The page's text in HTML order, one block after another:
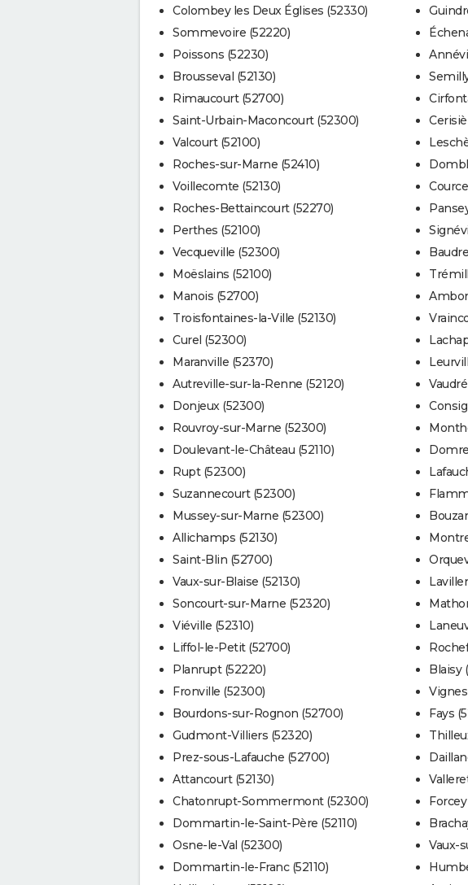
Colombey les Deux Églises (52330)
Sommevoire (52220)
Poissons (52230)
Brousseval (52130)
Rimaucourt (52700)
Saint-Urbain-Maconcourt (52300)
Valcourt (52100)
Roches-sur-Marne (52410)
Voillecomte (52130)
Roches-Bettaincourt (52270)
Perthes (52100)
Vecqueville (52300)
Moëslains (52100)
Manois (52700)
Troisfontaines-la-Ville (52130)
Curel (52300)
Maranville (52370)
Autreville-sur-la-Renne (52120)
Donjeux (52300)
Rouvroy-sur-Marne (52300)
Doulevant-le-Château (52110)
Rupt (52300)
Suzannecourt (52300)
Mussey-sur-Marne (52300)
Allichamps (52130)
Saint-Blin (52700)
Vaux-sur-Blaise (52130)
Soncourt-sur-Marne (52320)
Viéville (52310)
Liffol-le-Petit (52700)
Planrupt (52220)
Fronville (52300)
Bourdons-sur-Rognon (52700)
Gudmont-Villiers (52320)
Prez-sous-Lafauche (52700)
Attancourt (52130)
Chatonrupt-Sommermont (52300)
Dommartin-le-Saint-Père (52110)
Osne-le-Val (52300)
Dommartin-le-Franc (52110)
Blaisy
Fays
Vaux-